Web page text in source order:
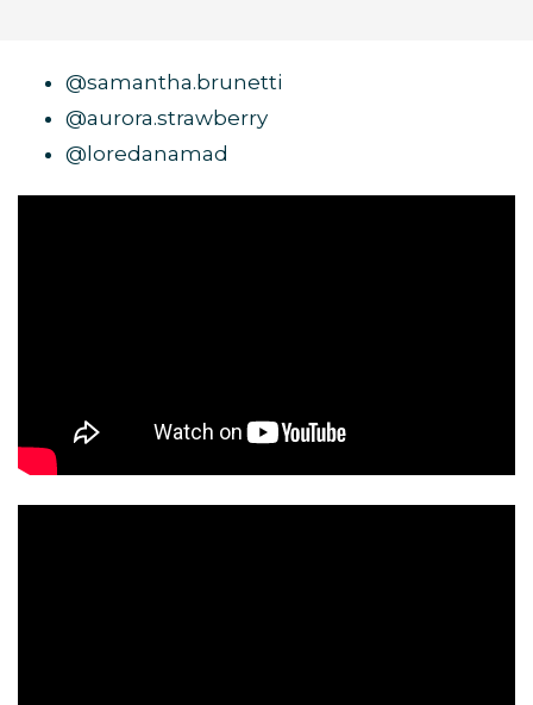
@samantha.brunetti
@aurora.strawberry
@loredanamad